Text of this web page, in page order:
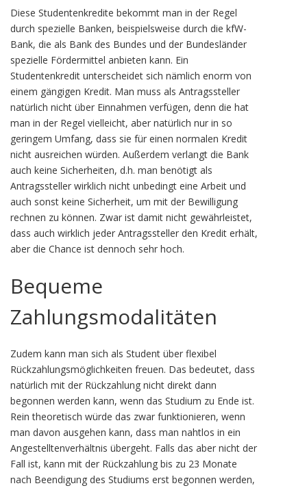
Diese Studentenkredite bekommt man in der Regel
durch spezielle Banken, beispielsweise durch die kfW-
Bank, die als Bank des Bundes und der Bundesländer
spezielle Fördermittel anbieten kann. Ein
Studentenkredit unterscheidet sich nämlich enorm von
einem gängigen Kredit. Man muss als Antragssteller
natürlich nicht über Einnahmen verfügen, denn die hat
man in der Regel vielleicht, aber natürlich nur in so
geringem Umfang, dass sie für einen normalen Kredit
nicht ausreichen würden. Außerdem verlangt die Bank
auch keine Sicherheiten, d.h. man benötigt als
Antragssteller wirklich nicht unbedingt eine Arbeit und
auch sonst keine Sicherheit, um mit der Bewilligung
rechnen zu können. Zwar ist damit nicht gewährleistet,
dass auch wirklich jeder Antragssteller den Kredit erhält,
aber die Chance ist dennoch sehr hoch.
Bequeme
Zahlungsmodalitäten
Zudem kann man sich als Student über flexibel
Rückzahlungsmöglichkeiten freuen. Das bedeutet, dass
natürlich mit der Rückzahlung nicht direkt dann
begonnen werden kann, wenn das Studium zu Ende ist.
Rein theoretisch würde das zwar funktionieren, wenn
man davon ausgehen kann, dass man nahtlos in ein
Angestelltenverhältnis übergeht. Falls das aber nicht der
Fall ist, kann mit der Rückzahlung bis zu 23 Monate
nach Beendigung des Studiums erst begonnen werden,